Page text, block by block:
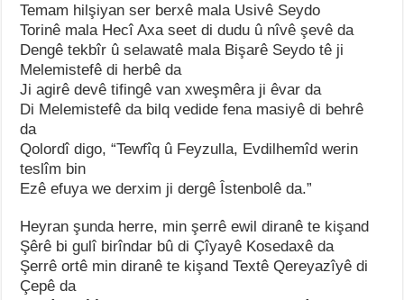
Temam hilşiyan ser berxê mala Usivê Seydo
Torinê mala Hecî Axa seet di dudu û nîvê şevê da
Dengê tekbîr û selawatê mala Bişarê Seydo tê ji
Melemistefê di herbê da
Ji agirê devê tifingê van xweşmêra ji êvar da
Di Melemistefê da bilq vedide fena masiyê di behrê
da
Qolordî digo, “Tewfîq û Feyzulla, Evdilhemîd werin
teslîm bin
Ezê efuya we derxim ji dergê Îstenbolê da.”
Heyran şunda herre, min şerrê ewil diranê te kişand
Şêrê bi gulî birîndar bû di Çîyayê Kosedaxê da
Şerrê ortê min diranê te kişand Textê Qereyazîyê di
Çepê da